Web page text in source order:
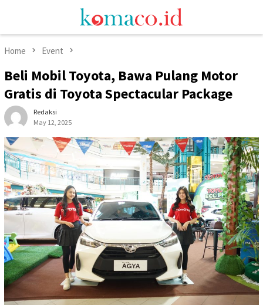
Menu
Home Event
Beli Mobil Toyota, Bawa Pulang Motor
Gratis di Toyota Spectacular Package
Redaksi
May 12, 2025